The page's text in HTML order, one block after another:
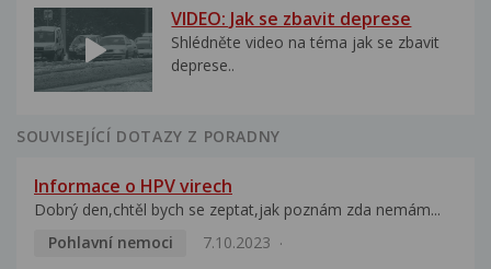
VIDEO: Jak se zbavit deprese
Shlédněte video na téma jak se zbavit
deprese..
SOUVISEJÍCÍ DOTAZY Z PORADNY
Informace o HPV virech
Dobrý den,chtěl bych se zeptat,jak poznám zda nemám...
Pohlavní nemoci
7.10.2023